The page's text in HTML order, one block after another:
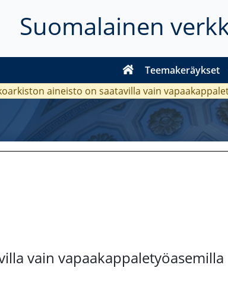
Suomalainen
Teemakeräykset
aineisto on saatavilla vain
vain vapaakappaletyöasemilla